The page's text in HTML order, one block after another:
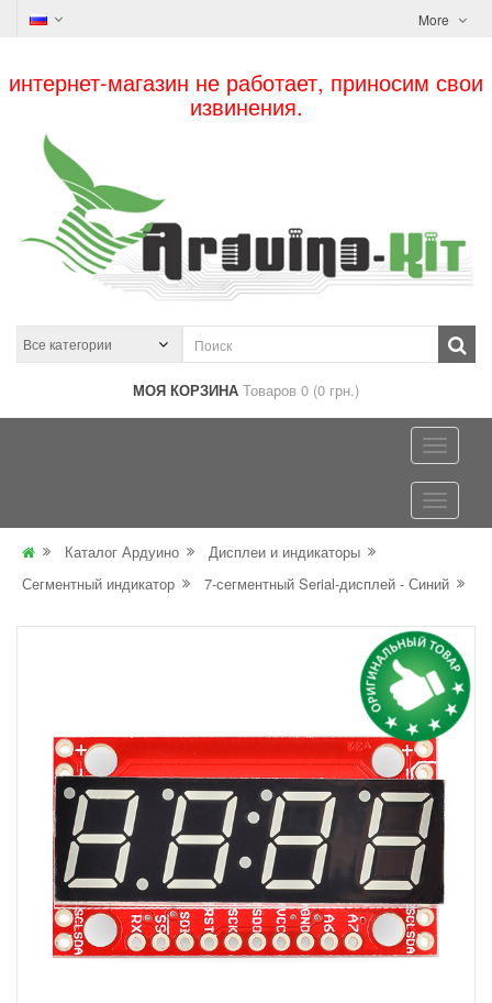
More
интернет-магазин не работает, приносим свои
извинения.
МОЯ КОРЗИНА Товаров 0 (0 грн.)
Каталог Ардуино
Дисплеи и индикаторы
Сегментный индикатор
7-сегментный Serial-дисплей - Синий